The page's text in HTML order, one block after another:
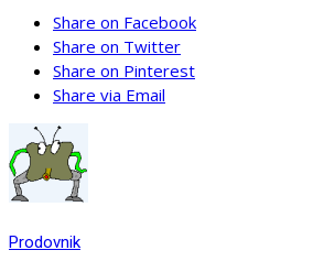
Share on Facebook
Share on Twitter
Share on Pinterest
Share via Email
Prodovnik